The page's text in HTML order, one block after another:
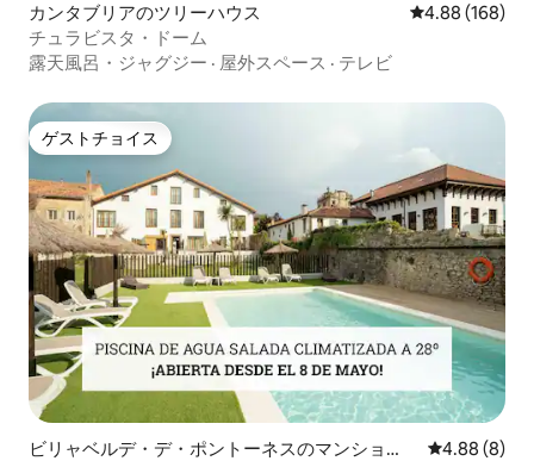
カンタブリアのツリーハウス レビュー168
4.88 (168)
チュラビスタ・ドーム
露天風呂・ジャグジー · 屋外スペース · テレビ
ゲストチョイス
ゲストチョイス
ビリャベルデ・デ・ポントーネスのマンショ
レビュー8件
4.88 (8)